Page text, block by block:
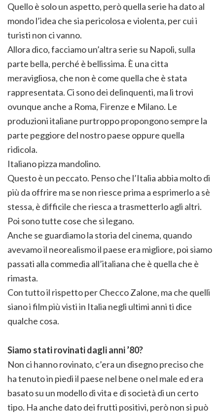
Quello è solo un aspetto, però quella serie ha dato al
mondo l’idea che sia pericolosa e violenta, per cui i
turisti non ci vanno.
Allora dico, facciamo un’altra serie su Napoli, sulla
parte bella, perché è bellissima. È una citta
meravigliosa, che non è come quella che è stata
rappresentata. Ci sono dei delinquenti, ma li trovi
ovunque anche a Roma, Firenze e Milano. Le
produzioni italiane purtroppo propongono sempre la
parte peggiore del nostro paese oppure quella
ridicola.
Italiano pizza mandolino.
Questo è un peccato. Penso che l’Italia abbia molto di
più da offrire ma se non riesce prima a esprimerlo a sè
stessa, è difficile che riesca a trasmetterlo agli altri.
Poi sono tutte cose che si legano.
Anche se guardiamo la storia del cinema, quando
avevamo il neorealismo il paese era migliore, poi siamo
passati alla commedia all’italiana che è quella che è
rimasta.
Con tutto il rispetto per Checco Zalone, ma che quelli
siano i film più visti in Italia negli ultimi anni ti dice
qualche cosa.
Siamo stati rovinati dagli anni ’80?
Non ci hanno rovinato, c’era un disegno preciso che
ha tenuto in piedi il paese nel bene o nel male ed era
basato su un modello di vita e di società di un certo
tipo. Ha anche dato dei frutti positivi, però non si può